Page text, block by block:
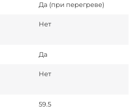
Да (при перегреве)
Нет
Да
Нет
59.5